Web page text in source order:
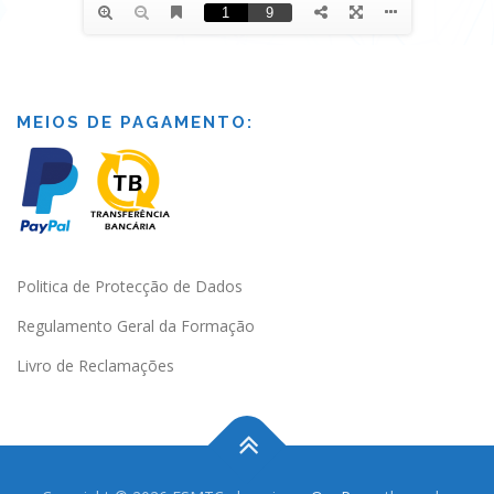
MEIOS DE PAGAMENTO:
Politica de Protecção de Dados
Regulamento Geral da Formação
Livro de Reclamações